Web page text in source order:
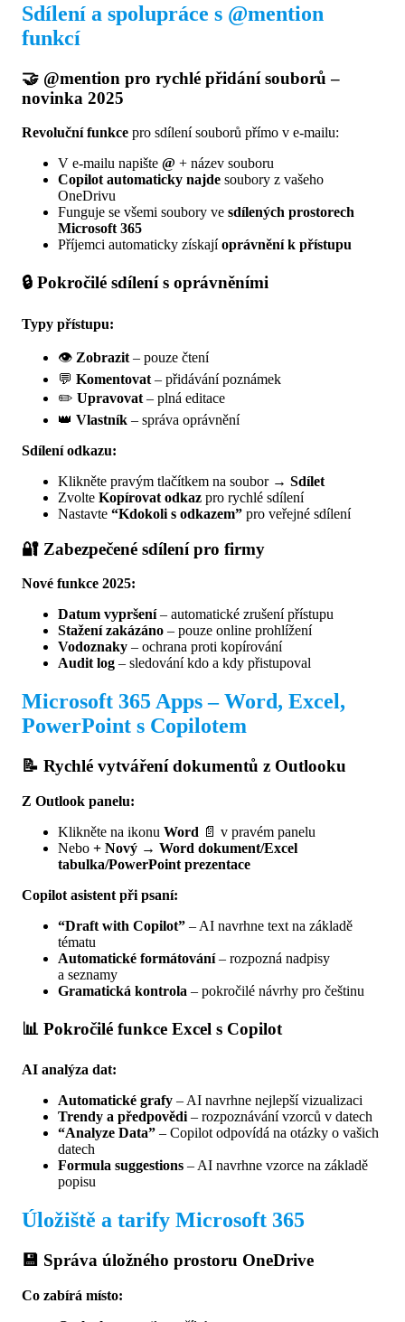
Sdílení a spolupráce s @mention
funkcí
🤝 @mention pro rychlé přidání souborů –
novinka 2025
Revoluční funkce pro sdílení souborů přímo v e-mailu:
V e-mailu napište @ + název souboru
Copilot automaticky najde soubory z vašeho
OneDrivu
Funguje se všemi soubory ve sdílených prostorech
Microsoft 365
Příjemci automaticky získajíoprávnění k přístupu
🔒 Pokročilé sdílení s oprávněními
Typy přístupu:
👁️ Zobrazit – pouze čtení
💬 Komentovat – přidávání poznámek
✏️ Upravovat – plná editace
👑 Vlastník – správa oprávnění
Sdílení odkazu:
Klikněte pravým tlačítkem na soubor → Sdílet
Zvolte Kopírovat odkaz pro rychlé sdílení
Nastavte “Kdokoli s odkazem” pro veřejné sdílení
🔐 Zabezpečené sdílení pro firmy
Nové funkce 2025:
Datum vypršení– automatické zrušení přístupu
Stažení zakázáno – pouze online prohlížení
Vodoznaky – ochrana proti kopírování
Audit log – sledování kdo a kdy přistupoval
Microsoft 365 Apps – Word, Excel,
PowerPoint s Copilotem
📝 Rychlé vytváření dokumentů z Outlooku
Z Outlook panelu:
Klikněte na ikonu Word 📄 v pravém panelu
Nebo + Nový → Word dokument/Excel
tabulka/PowerPoint prezentace
Copilot asistent při psaní:
“Draft with Copilot” – AI navrhne text na základě
tématu
Automatické formátování– rozpozná nadpisy
a seznamy
Gramatická kontrola – pokročilé návrhy pro češtinu
📊 Pokročilé funkce Excel s Copilot
AI analýza dat:
Automatické grafy – AI navrhne nejlepší vizualizaci
Trendy a předpovědi – rozpoznávání vzorců v datech
“Analyze Data” – Copilot odpovídá na otázky o vašich
datech
Formula suggestions – AI navrhne vzorce na základě
popisu
Úložiště a tarify Microsoft 365
💾 Správa úložného prostoru OneDrive
Co zabírá místo: